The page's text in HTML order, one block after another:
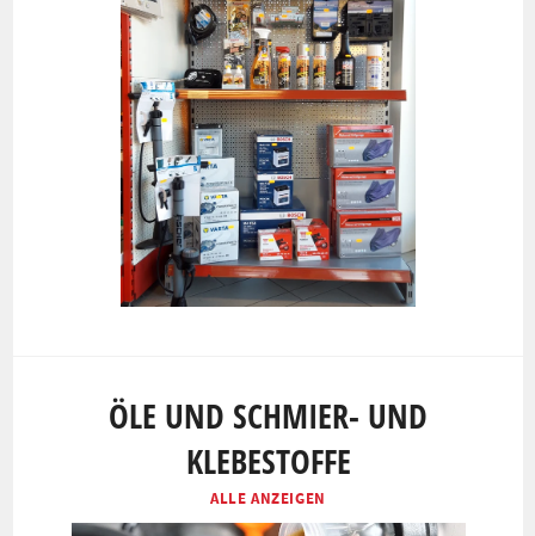
ÖLE UND SCHMIER- UND
KLEBESTOFFE
ALLE ANZEIGEN